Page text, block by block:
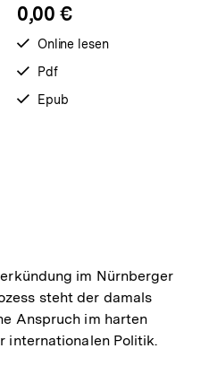
0,00 €
verfügbar
Online lesen
verfügbar
Pdf
verfügbar
Epub
im Nürnberger
steht der damals
Anspruch im harten
internationalen Politik.